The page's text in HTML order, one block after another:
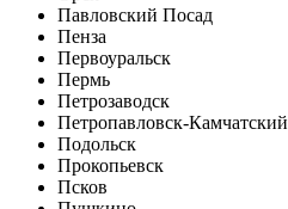
Павловский Посад
Пенза
Первоуральск
Пермь
Петрозаводск
Петропавловск-Камчатский
Подольск
Прокопьевск
Псков